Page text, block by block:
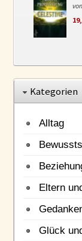
Kategorien
Alltag
Eltern
Glück